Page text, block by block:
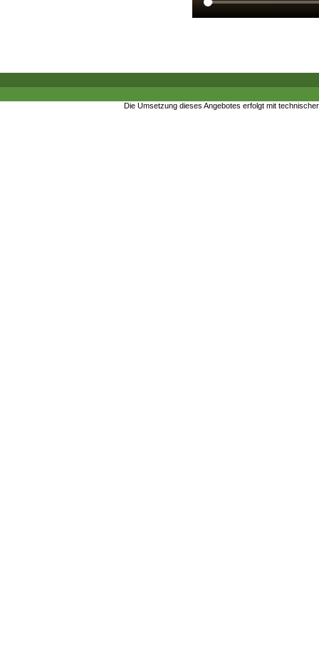
Die Umsetzung dieses Angebotes erfolgt mit